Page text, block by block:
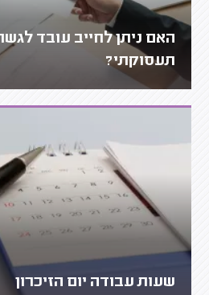
האם ניתן לחייב עובד
תעסוקתי?
שעות עבודה יום הזיכרון